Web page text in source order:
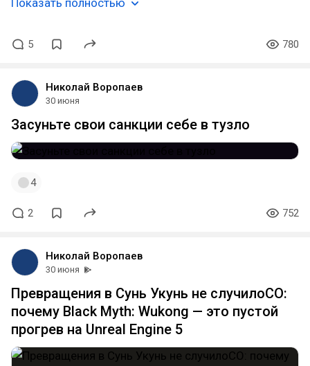
Показать полностью
5 780
Николай Воропаев
30 июня
Засуньте свои санкции себе в тузло
4
2 752
Николай Воропаев
30 июня
Превращения в Сунь Укунь не случилоСО:
почему Black Myth: Wukong — это пустой
прогрев на Unreal Engine 5